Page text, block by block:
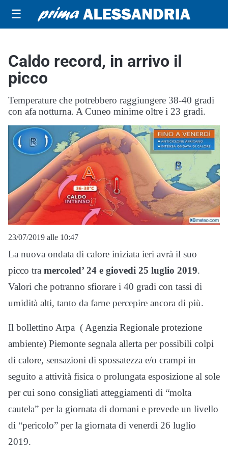
☰
Caldo record, in arrivo il
picco
Temperature che potrebbero raggiungere 38-40 gradi
con afa notturna. A Cuneo minime oltre i 23 gradi.
23/07/2019 alle 10:47
La nuova ondata di calore iniziata ieri avrà il suo
picco tra mercoled’ 24 e giovedi 25 luglio 2019.
Valori che potranno sfiorare i 40 gradi con tassi di
umidità alti, tanto da farne percepire ancora di più.
Il bollettino Arpa ( Agenzia Regionale protezione
ambiente) Piemonte segnala allerta per possibili colpi
di calore, sensazioni di spossatezza e/o crampi in
seguito a attività fisica o prolungata esposizione al sole
per cui sono consigliati atteggiamenti di “molta
cautela” per la giornata di domani e prevede un livello
di “pericolo” per la giornata di venerdì 26 luglio
2019.